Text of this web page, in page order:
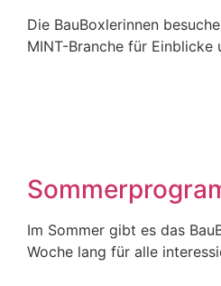
Die BauBoxlerinnen
MINT-Branche für Einblicke
Im Sommer gibt es das
Woche lang für alle